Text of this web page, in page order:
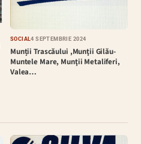
SOCIAL4 SEPTEMBRIE 2024
Munții Trascăului ,Munţii Gilău-
Muntele Mare, Munţii Metaliferi,
Valea…